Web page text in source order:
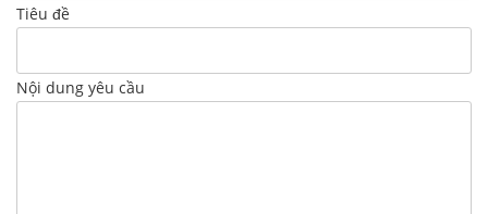
Tiêu đề
Nội dung yêu cầu